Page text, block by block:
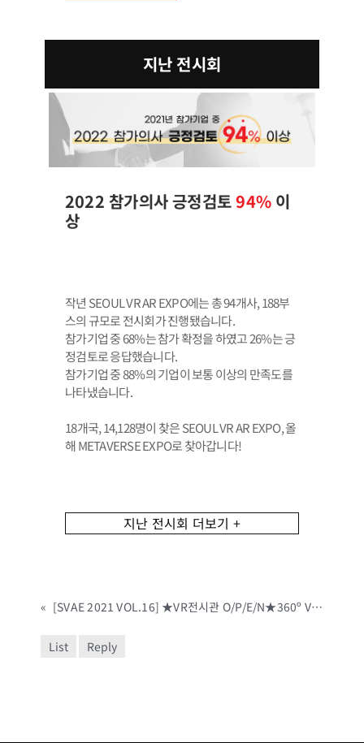
지난 전시회
2022 참가의사 긍정검토94% 이
상
작년 SEOUL VR AR EXPO에는 총 94개사, 188부
스의 규모로 전시회가 진행됐습니다.
참가기업 중 68%는 참가 확정을 하였고 26%는 긍
정검토로 응답했습니다.
참가기업 중 88%의 기업이 보통 이상의 만족도를
나타냈습니다.
18개국, 14,128명이 찾은 SEOUL VR AR EXPO, 올
해 METAVERSE EXPO로 찾아갑니다!
지난 전시회 더보기 +
« [SVAE 2021 VOL.16] ★VR전시관 O/P/E/N★360º VR 로 재현된 SEOLUL VR AR EXPO 2021! 지금 바로 만나보세요!
List Reply